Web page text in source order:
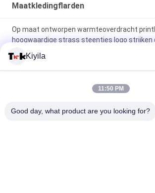
Maatkledingflarden
Op maat ontworpen warmteoverdracht
hoogwaardige strass steentjes logo strijken
Silicone kleefplaster wasbare pleisters
badge siliconen warmteoverdracht pleister
Kiyila
11:50 PM
Good day, what product are you looking for?